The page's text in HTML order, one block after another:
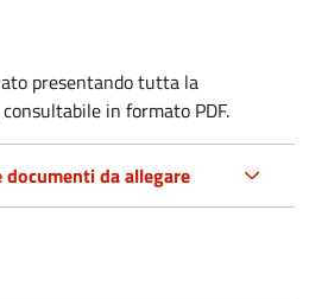
presentando tutta la
in formato PDF.
da allegare